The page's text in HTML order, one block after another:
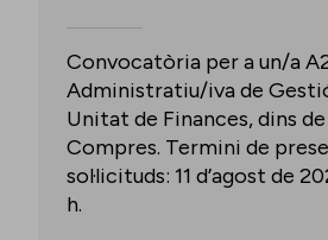
Convocatòria per a un/a
Administratiu/iva de
Unitat de Finances, dins de
Compres. Termini de
sol·licituds: 11 d’agost de
h.